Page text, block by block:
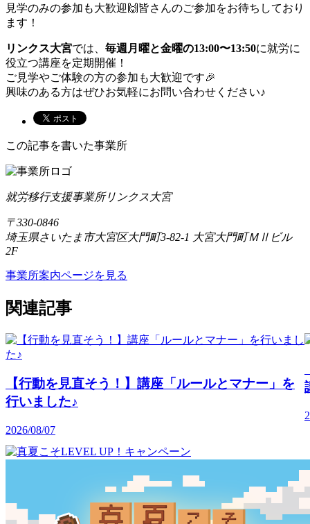
見学のみの参加も大歓迎🙌皆さんのご参加をお待ちしており
ます！
リンクス大宮では、 毎週月曜と金曜の13:00〜13:50に就労に
役立つ講座を定期開催！
ご見学やご体験の方の参加も大歓迎です🎉
興味のある方はぜひお気軽にお問い合わせください♪
この記事を書いた事業所
就労移行支援事業所リンクス大宮
〒330-0846
埼玉県さいたま市大宮区大門町3-82-1 大宮大門町ＭⅡビル
2F
事業所案内ページを見る
関連記事
【行動を見直そう！】講座「ルールとマナー」を
行いました♪
2026/08/07